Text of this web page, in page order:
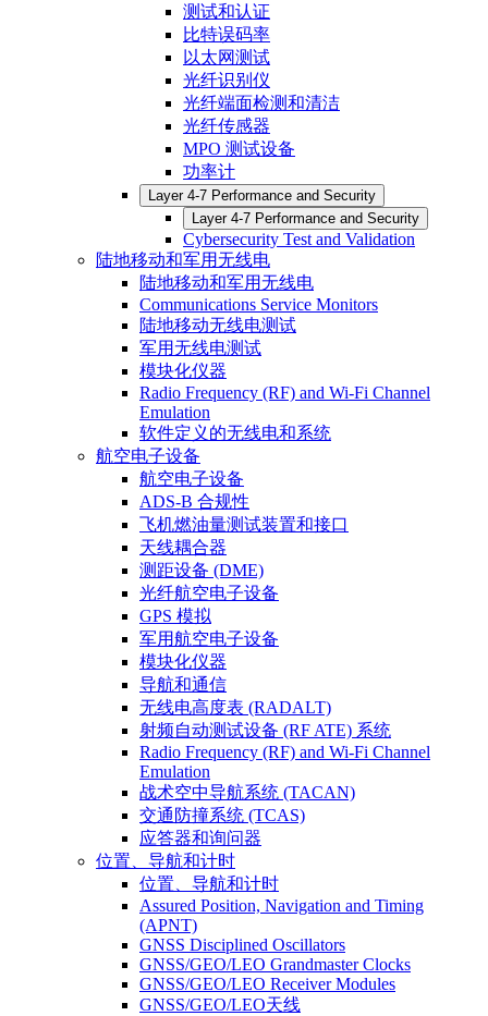
测试和认证
比特误码率
以太网测试
光纤识别仪
光纤端面检测和清洁
光纤传感器
MPO 测试设备
功率计
Layer 4-7 Performance and Security
Layer 4-7 Performance and Security
Cybersecurity Test and Validation
陆地移动和军用无线电
陆地移动和军用无线电
Communications Service Monitors
陆地移动无线电测试
军用无线电测试
模块化仪器
Radio Frequency (RF) and Wi-Fi Channel
Emulation
软件定义的无线电和系统
航空电子设备
航空电子设备
ADS-B 合规性
飞机燃油量测试装置和接口
天线耦合器
测距设备 (DME)
光纤航空电子设备
GPS 模拟
军用航空电子设备
模块化仪器
导航和通信
无线电高度表 (RADALT)
射频自动测试设备 (RF ATE) 系统
Radio Frequency (RF) and Wi-Fi Channel
Emulation
战术空中导航系统 (TACAN)
交通防撞系统 (TCAS)
应答器和询问器
位置、导航和计时
位置、导航和计时
Assured Position, Navigation and Timing
(APNT)
GNSS Disciplined Oscillators
GNSS/GEO/LEO Grandmaster Clocks
GNSS/GEO/LEO Receiver Modules
GNSS/GEO/LEO天线